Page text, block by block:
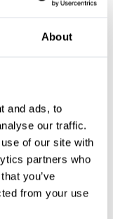
About
and ads, to
our traffic.
of our site with
partners who
you’ve
from your use